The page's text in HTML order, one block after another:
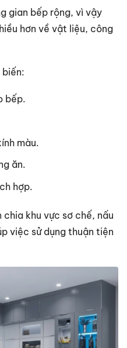
gian bếp rộng, vì vậy
hơn về vật liệu, công
bếp.
màu.
ăn.
hợp.
khu vực sơ chế, nấu
việc sử dụng thuận tiện